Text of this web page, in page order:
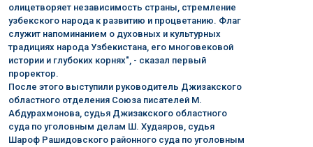
олицетворяет независимость страны, стремление
узбекского народа к развитию и процветанию. Флаг
служит напоминанием о духовных и культурных
традициях народа Узбекистана, его многовековой
истории и глубоких корнях", - сказал первый
проректор.
После этого выступили руководитель Джизакского
областного отделения Союза писателей М.
Абдурахмонова, судья Джизакского областного
суда по уголовным делам Ш. Худаяров, судья
Шароф Рашидовского районного суда по уголовным